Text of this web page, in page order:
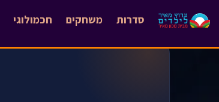
חכמולוגי משחקים סדרות